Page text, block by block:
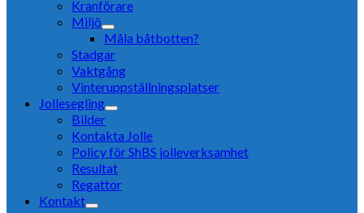
Kranförare
Miljö
Måla båtbotten?
Stadgar
Vaktgång
Vinteruppställningsplatser
Jollesegling
Bilder
Kontakta Jolle
Policy för ShBS jolleverksamhet
Resultat
Regattor
Kontakt